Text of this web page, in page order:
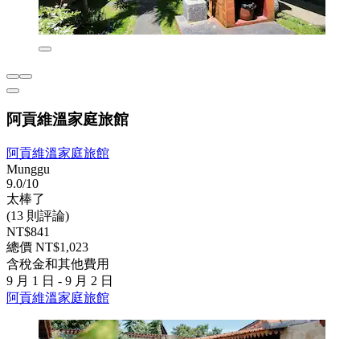
阿貢維溫家庭旅館
阿貢維溫家庭旅館
Munggu
9.0/10
太棒了
(13 則評論)
NT$841
總價 NT$1,023
含稅金和其他費用
9 月 1 日 - 9 月 2 日
阿貢維溫家庭旅館